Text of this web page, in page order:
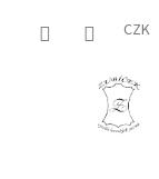
CZK